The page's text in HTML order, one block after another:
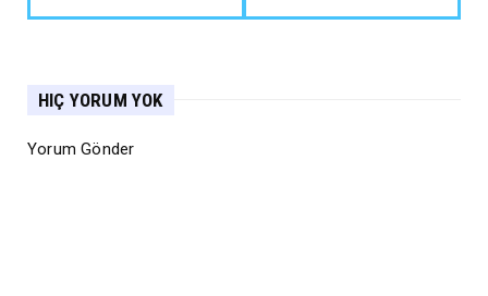
HIÇ YORUM YOK
Yorum Gönder